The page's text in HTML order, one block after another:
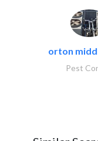
orton
Pest